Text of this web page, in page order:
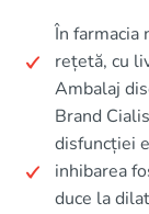
În farmacia
rețetă, cu
Ambalaj
Brand
disfuncției
inhibarea
duce la